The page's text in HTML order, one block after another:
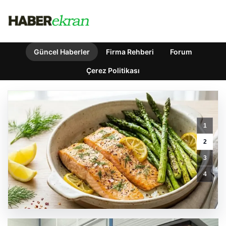
Güncel Haberler Firma Rehberi Forum
Çerez Politikası
1
2
3
4
Bahçe
Mutfakları
ve
Prestijli
Yaşam
Bölgeleri